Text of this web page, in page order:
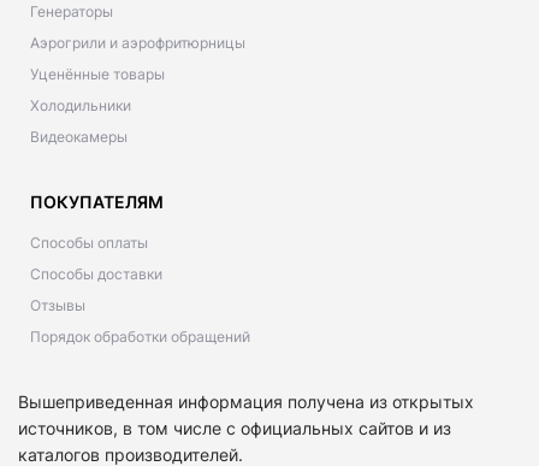
Генераторы
Аэрогрили и аэрофритюрницы
Уценённые товары
Холодильники
Видеокамеры
ПОКУПАТЕЛЯМ
Способы оплаты
Способы доставки
Отзывы
Порядок обработки обращений
Вышеприведенная информация получена из открытых
источников, в том числе с официальных сайтов и из
каталогов производителей.